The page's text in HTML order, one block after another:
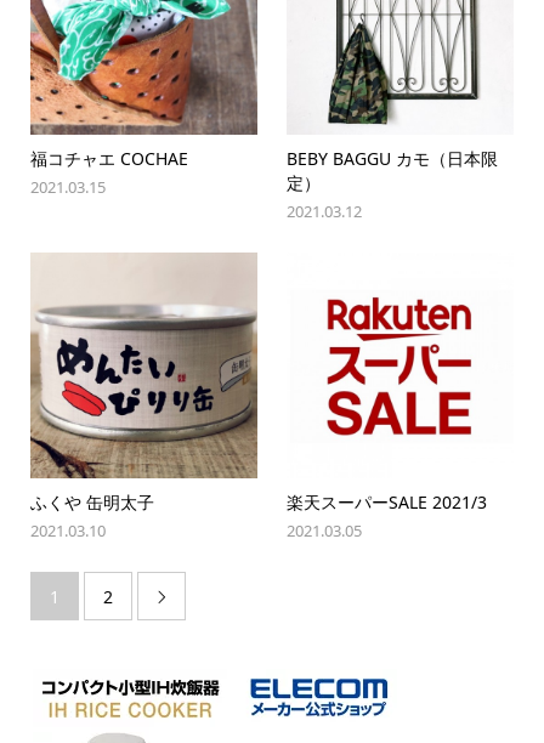
福コチャエ COCHAE
2021.03.15
BEBY BAGGU カモ（日本限
定）
2021.03.12
ふくや 缶明太子
2021.03.10
楽天スーパーSALE 2021/3
2021.03.05
1 2 